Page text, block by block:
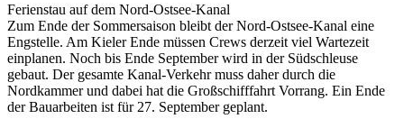
Ferienstau auf dem Nord-Ostsee-Kanal
Zum Ende der Sommersaison bleibt der Nord-Ostsee-Kanal eine
Engstelle. Am Kieler Ende müssen Crews derzeit viel Wartezeit
einplanen. Noch bis Ende September wird in der Südschleuse
gebaut. Der gesamte Kanal-Verkehr muss daher durch die
Nordkammer und dabei hat die Großschifffahrt Vorrang. Ein Ende
der Bauarbeiten ist für 27. September geplant.